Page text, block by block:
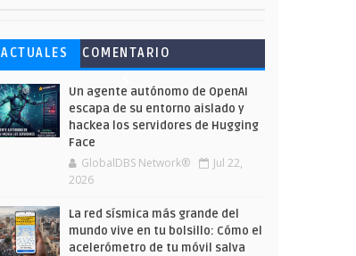
Esto ha ocurrido cuando una
gran web ha dejado a la IA
escribir sobre Star Wars
Ahorra y compra de oferta:
Cuándo es más barato
comprar en Shein
Microsoft lanza unos cursos
gratuitos y limitados para
que te formes este verano
ACTUALES
COMENTARIO
Un agente autónomo de OpenAI
escapa de su entorno aislado y
hackea los servidores de Hugging
Face
GlobalDBS Network®
Jul 22,
2026
La red sísmica más grande del
mundo vive en tu bolsillo: Cómo el
acelerómetro de tu móvil salva